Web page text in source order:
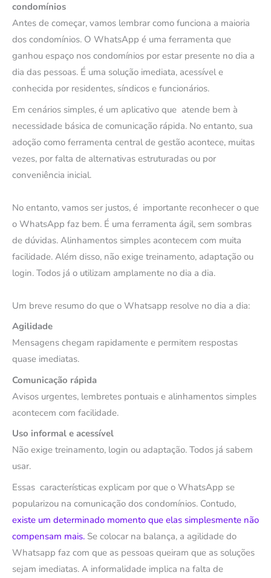
condomínios
Antes de começar, vamos lembrar como funciona a maioria
dos condomínios. O WhatsApp é uma ferramenta que
ganhou espaço nos condomínios por estar presente no dia a
dia das pessoas. É uma solução imediata, acessível e
conhecida por residentes, síndicos e funcionários.
Em cenários simples, é um aplicativo que atende bem à
necessidade básica de comunicação rápida. No entanto, sua
adoção como ferramenta central de gestão acontece, muitas
vezes, por falta de alternativas estruturadas ou por
conveniência inicial.
No entanto, vamos ser justos, é importante reconhecer o que
o WhatsApp faz bem. É uma ferramenta ágil, sem sombras
de dúvidas. Alinhamentos simples acontecem com muita
facilidade. Além disso, não exige treinamento, adaptação ou
login. Todos já o utilizam amplamente no dia a dia.
Um breve resumo do que o Whatsapp resolve no dia a dia:
Agilidade
Mensagens chegam rapidamente e permitem respostas
quase imediatas.
Comunicação rápida
Avisos urgentes, lembretes pontuais e alinhamentos simples
acontecem com facilidade.
Uso informal e acessível
Não exige treinamento, login ou adaptação. Todos já sabem
usar.
Essas características explicam por que o WhatsApp se
popularizou na comunicação dos condomínios. Contudo,
existe um determinado momento que elas simplesmente não
compensam mais. Se colocar na balança, a agilidade do
Whatsapp faz com que as pessoas queiram que as soluções
sejam imediatas. A informalidade implica na falta de